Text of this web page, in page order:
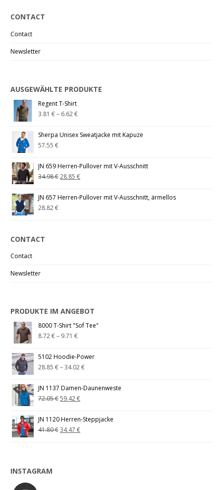
CONTACT
Contact
Newsletter
AUSGEWÄHLTE PRODUKTE
Regent T-Shirt
3.81€– 6.62€
Sherpa Unisex Sweatjacke mit Kapuze
57.55€
JN 659 Herren-Pullover mit V-Ausschnitt
34.98€28.85€
JN 657 Herren-Pullover mit V-Ausschnitt, ärmellos
28.82€
CONTACT
Contact
Newsletter
PRODUKTE IM ANGEBOT
8000 T-Shirt "Sof Tee"
8.72€– 9.71€
5102 Hoodie-Power
28.85€–34.02€
JN 1137 Damen-Daunenweste
72.05€59.42€
JN 1120 Herren-Steppjacke
41.80€34.47€
INSTAGRAM